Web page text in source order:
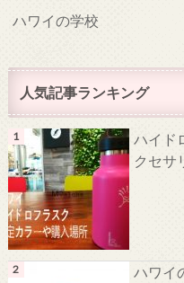
ハワイの学校
人気記事ランキング
ハイド
クセサ
ハワイ